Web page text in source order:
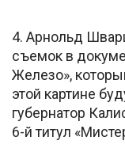
4. Арнольд
съемок в
Железо»,
этой картине
губернатор
6-й титул